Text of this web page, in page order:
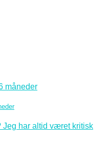
Jeg har altid været kritisk